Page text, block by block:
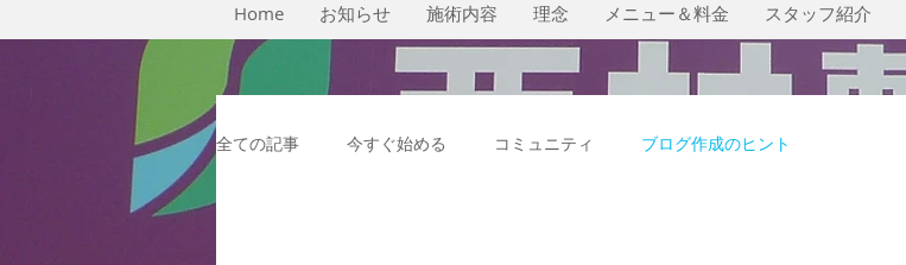
Home お知らせ 施術内容 理念 メニュー＆料金 スタッフ紹介
全ての記事 今すぐ始める コミュニティ ブログ作成のヒント